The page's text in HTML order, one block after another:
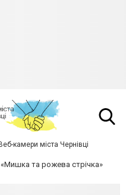
Веб-камери міста Чернівці
та рожева стрічка»